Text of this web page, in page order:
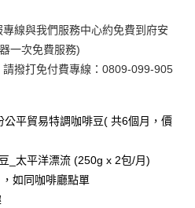
線與我們服務中心約免費到府安
一次免費服務)
撥打免付費專線：0809-099-905
平貿易特調咖啡豆( 共6個月，價
_太平洋漂流 (250g x 2包/月)
如同咖啡廳點單